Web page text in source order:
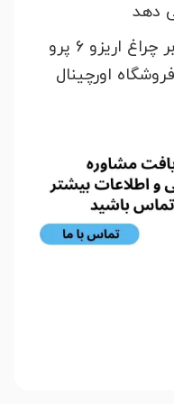
دهد
همچنین شما میتوانید علاوه بر چراغ اریزو 6 پرو
فروشگاه اورچینال